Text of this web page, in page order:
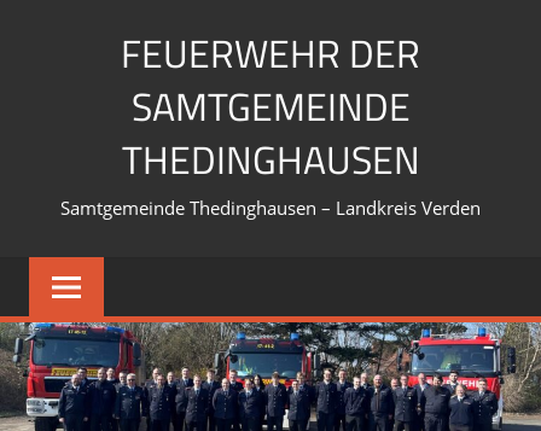
FEUERWEHR DER
SAMTGEMEINDE
THEDINGHAUSEN
Samtgemeinde Thedinghausen – Landkreis Verden